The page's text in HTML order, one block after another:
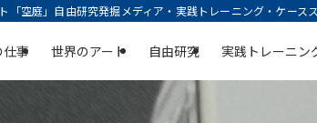
「空庭」自由研究発掘メディア・実践トレーニング・ケース
事 世界のアート 自由研究 実践トレーニン